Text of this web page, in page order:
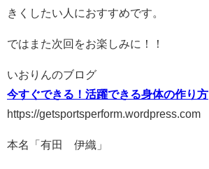
きくしたい人におすすめです。
ではまた次回をお楽しみに！！
いおりんのブログ
今すぐできる！活躍できる身体の作り方
https://getsportsperform.wordpress.com
本名「有田 伊織」